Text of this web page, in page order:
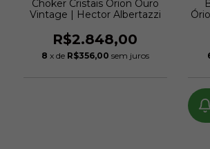
Choker Cristais Orion Ouro
Vintage | Hector Albertazzi
R$2.848,00
8 x de R$356,00 sem juros